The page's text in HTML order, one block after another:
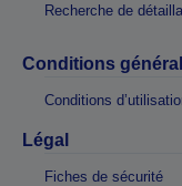
Recherche de
Conditions
Conditions
Légal
Fiches de sécurité